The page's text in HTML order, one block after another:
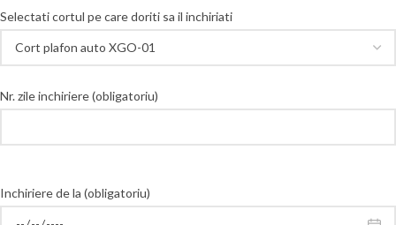
Selectati cortul pe care doriti sa il inchiriati
Nr. zile inchiriere (obligatoriu)
Inchiriere de la (obligatoriu)